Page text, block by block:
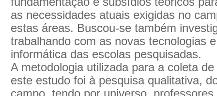
as necessidades atuais exigidas no
estas áreas. Buscou-se também
trabalhando com as novas tecnologias
informática das escolas pesquisadas.
A metodologia utilizada para a coleta
este estudo foi à pesquisa qualitativa,